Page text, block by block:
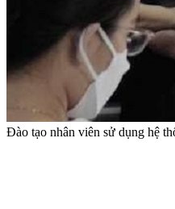
Đào tạo nhân viên sử dụng hệ